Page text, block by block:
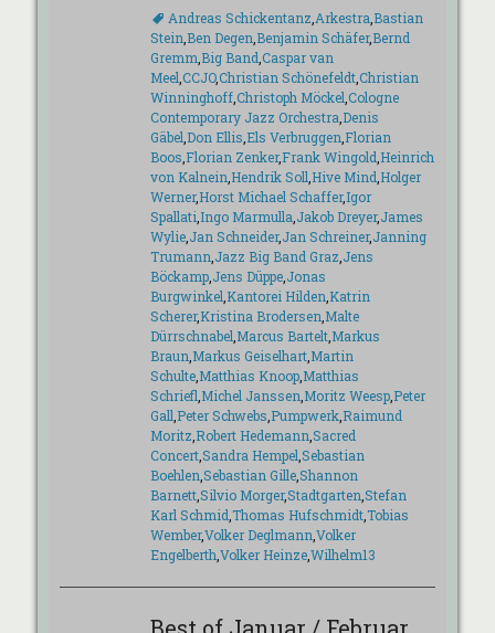
Schlagworte
Andreas Schickentanz Arkestra Bastian
Stein Ben Degen Benjamin Schäfer,Bernd
Gremm Big Band Caspar van
Meel CCJO,Christian Schönefeldt,Christian
Winninghoff,Christoph Möckel Cologne
Contemporary Jazz Orchestra Denis
Gäbel Don Ellis Els Verbruggen Florian
Boos Florian Zenker,Frank Wingold Heinrich
von Kalnein Hendrik Soll Hive Mind Holger
Werner,Horst Michael Schaffer,Igor
Spallati Ingo Marmulla Jakob Dreyer,James
Wylie, Jan Schneider,Jan Schreiner,Janning
Trumann Jazz Big Band Graz Jens
Böckamp, Jens Düppe, Jonas
Burgwinkel Kantorei Hilden Katrin
Scherer,Kristina Brodersen Malte
Dürrschnabel Marcus Bartelt, Markus
Braun Markus Geiselhart, Martin
Schulte, Matthias Knoop, Matthias
Schriefl Michel Janssen Moritz Weesp, Peter
Gall Peter Schwebs Pumpwerk, Raimund
Moritz Robert Hedemann Sacred
Concert,Sandra Hempel Sebastian
Boehlen Sebastian Gille,Shannon
Barnett,Silvio Morger,Stadtgarten Stefan
Karl Schmid Thomas Hufschmidt,Tobias
Wember,Volker Deglmann Volker
Engelberth Volker Heinze,Wilhelm13